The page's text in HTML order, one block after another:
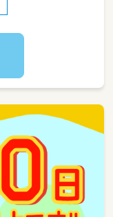
各種書類作成な